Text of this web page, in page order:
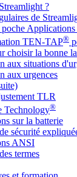
?
de
TEN-TAP®
choisir la bonne
aux situations
aux urgences
TLR
Technology®
sur la batterie
sécurité
ANSI
termes